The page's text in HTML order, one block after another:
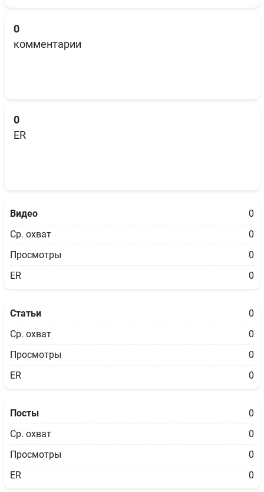
0
комментарии
0
ER
Видео
0
Ср. охват
0
Просмотры
0
ER
0
Статьи
0
Ср. охват
0
Просмотры
0
ER
0
Посты
0
Ср. охват
0
Просмотры
0
ER
0